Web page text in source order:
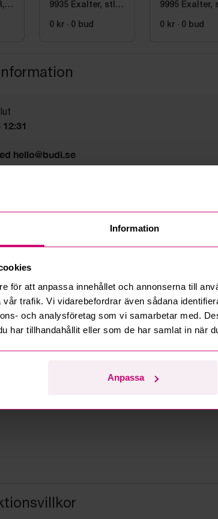
Information
för att anpassa innehållet och annonserna till
trafik. Vi vidarebefordrar även sådana
och analysföretag som vi samarbetar med.
har tillhandahållit eller som de har samlat in när
Anpassa
9935 Exalter, stl.
0 kr · 0 bud
9995 Exalter,
0 kr · 0 bud
hello@budi.se
5A Bromma